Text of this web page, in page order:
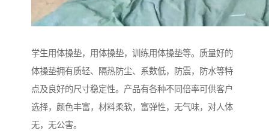
学生用体操垫，用体操垫，训练用体操垫等。质量好的
体操垫拥有质轻、隔热防尘、系数低，防震，防水等特
点及良好的尺寸稳定性。产品有各种不同倍率可供客户
选择，颜色丰富，材料柔软，富弹性，无气味，对人体
无，无公害。